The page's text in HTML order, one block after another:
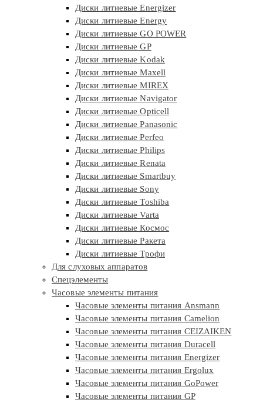
Диски литиевые Energizer
Диски литиевые Energy
Диски литиевые GO POWER
Диски литиевые GP
Диски литиевые Kodak
Диски литиевые Maxell
Диски литиевые MIREX
Диски литиевые Navigator
Диски литиевые Opticell
Диски литиевые Panasonic
Диски литиевые Perfeo
Диски литиевые Philips
Диски литиевые Renata
Диски литиевые Smartbuy
Диски литиевые Sony
Диски литиевые Toshiba
Диски литиевые Varta
Диски литиевые Космос
Диски литиевые Ракета
Диски литиевые Трофи
Для слуховых аппаратов
Спецэлементы
Часовые элементы питания
Часовые элементы питания Ansmann
Часовые элементы питания Camelion
Часовые элементы питания CEIZAIKEN
Часовые элементы питания Duracell
Часовые элементы питания Energizer
Часовые элементы питания Ergolux
Часовые элементы питания GoPower
Часовые элементы питания GP